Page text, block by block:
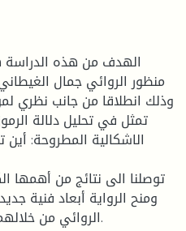
الهدف من هذه الدراسة
منظور الروائي جمال
وذلك انطلاقا من جانب نظري
تمثل في تحليل دلالة
الاشكالية المطروحة:
توصلنا الى نتائج من أهمها
ومنح الرواية أبعاد فنية
الروائي من خلالهما عن حياته الروحية والوجدانية.